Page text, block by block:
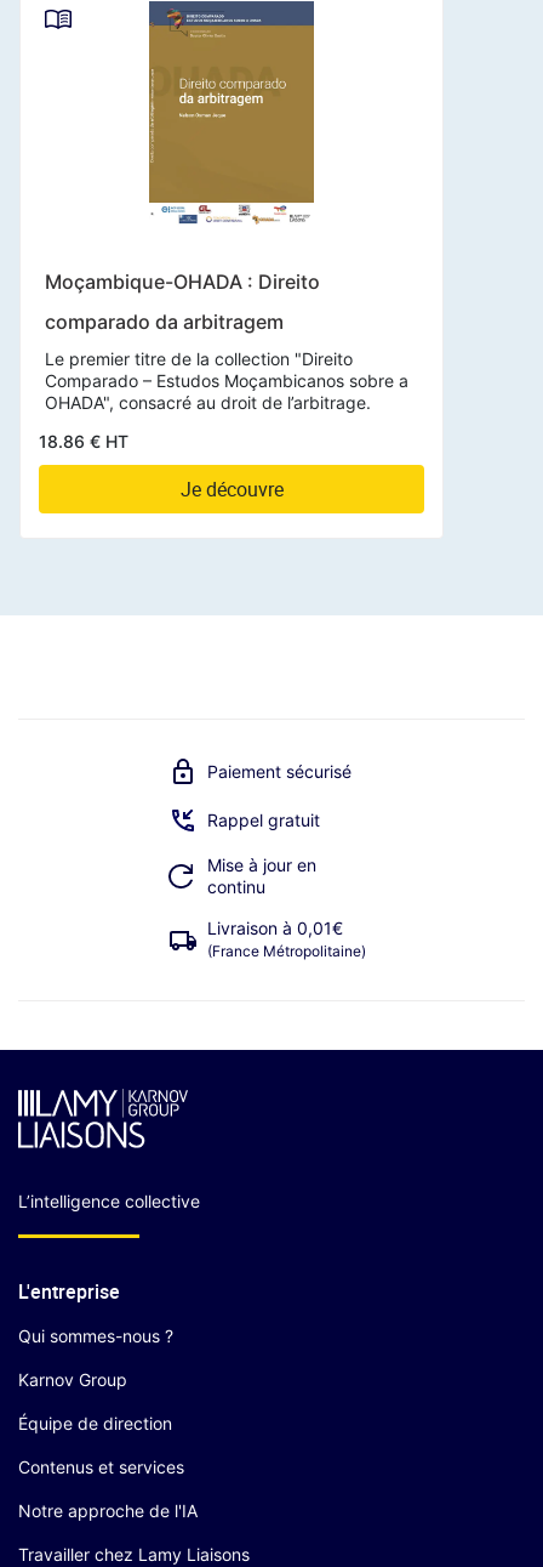
Moçambique-OHADA : Direito
comparado da arbitragem
Le premier titre de la collection "Direito
Comparado – Estudos Moçambicanos sobre a
OHADA", consacré au droit de l’arbitrage.
18.86 € HT
Je découvre
Paiement sécurisé
Rappel gratuit
Mise à jour en
continu
Livraison à 0,01€
(France Métropolitaine)
L’intelligence collective
L'entreprise
Qui sommes-nous ?
Karnov Group
Équipe de direction
Contenus et services
Notre approche de l'IA
Travailler chez Lamy Liaisons